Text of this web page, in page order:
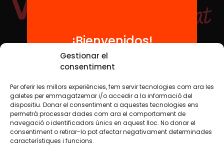
Gestionar el
consentiment
Per oferir les millors experiències, fem servir tecnologies com ara les
galetes per emmagatzemar i/o accedir a la informació del
dispositiu. Donar el consentiment a aquestes tecnologies ens
permetrà processar dades com ara el comportament de
navegació o identificadors únics en aquest lloc. No donar el
consentiment o retirar-lo pot afectar negativament determinades
característiques i funcions.
Redes sociales
TWT YTB IG FB IN
Aviso legalPolítica de cookies
¡Bienvenidos!